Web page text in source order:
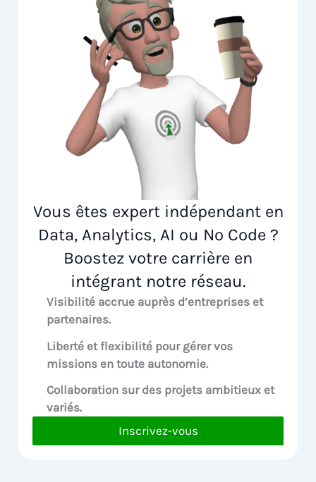
Vous êtes expert indépendant en
Data, Analytics, AI ou No Code ?
Boostez votre carrière en
intégrant notre réseau.
Visibilité accrue auprès d’entreprises et
partenaires.
Liberté et flexibilité pour gérer vos
missions en toute autonomie.
Collaboration sur des projets ambitieux et
variés.
Inscrivez-vous